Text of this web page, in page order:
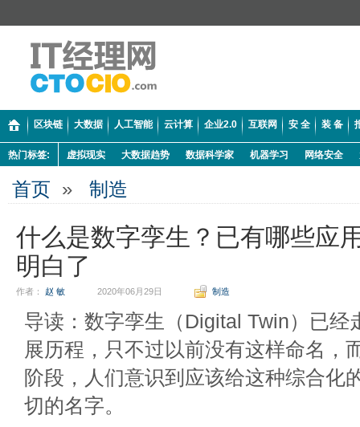
区块链 大数据 人工智能 云计算 企业2.0 互联网 安 全 装 备
热门标签: 虚拟现实 大数据趋势 数据科学家 机器学习 网络安全
首页 » 制造
什么是数字孪生？已有哪些应
明白了
作者： 赵 敏 2020年06月29日 制造
导读：数字孪生（Digital Twin）已经
展历程，只不过以前没有这样命名，
阶段，人们意识到应该给这种综合化
切的名字。